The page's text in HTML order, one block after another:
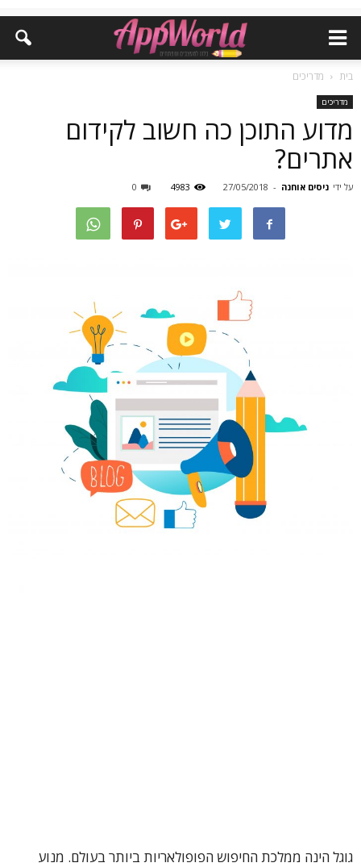
בית מדריכים
מדריכים
מדוע התוכן כה חשוב לקידום
אתרים?
על ידי ניסים אוחנה -
27/05/2018
4983
0
גוגל הינה ממלכת החיפוש הפופולאריות ביותר בעולם. מנוע